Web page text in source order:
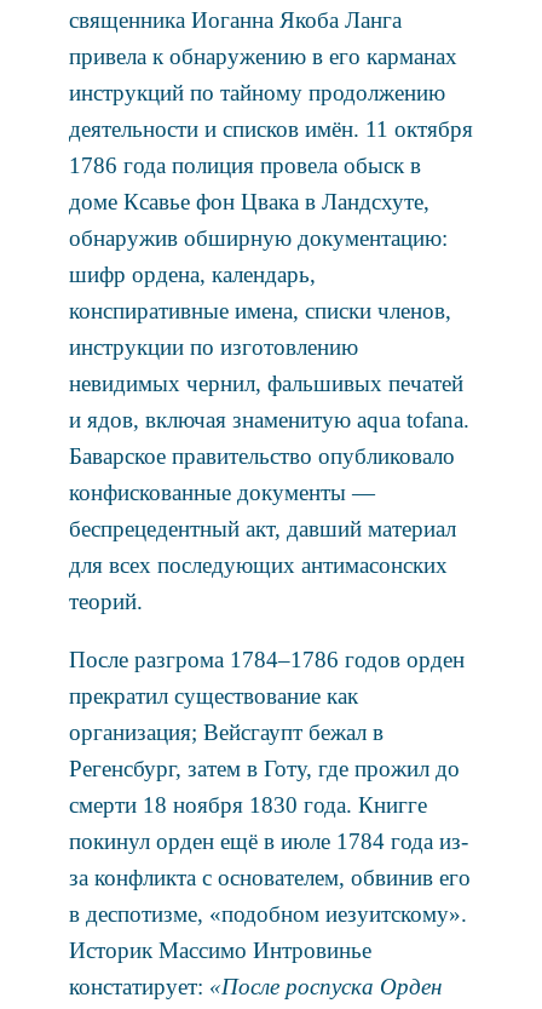
священника Иоганна Якоба Ланга
привела к обнаружению в его карманах
инструкций по тайному продолжению
деятельности и списков имён. 11 октября
1786 года полиция провела обыск в
доме Ксавье фон Цвака в Ландсхуте,
обнаружив обширную документацию:
шифр ордена, календарь,
конспиративные имена, списки членов,
инструкции по изготовлению
невидимых чернил, фальшивых печатей
и ядов, включая знаменитую aqua tofana.
Баварское правительство опубликовало
конфискованные документы —
беспрецедентный акт, давший материал
для всех последующих антимасонских
теорий.
После разгрома 1784–1786 годов орден
прекратил существование как
организация; Вейсгаупт бежал в
Регенсбург, затем в Готу, где прожил до
смерти 18 ноября 1830 года. Книгге
покинул орден ещё в июле 1784 года из-
за конфликта с основателем, обвинив его
в деспотизме, «подобном иезуитскому».
Историк Массимо Интровинье
констатирует: «После роспуска Орден